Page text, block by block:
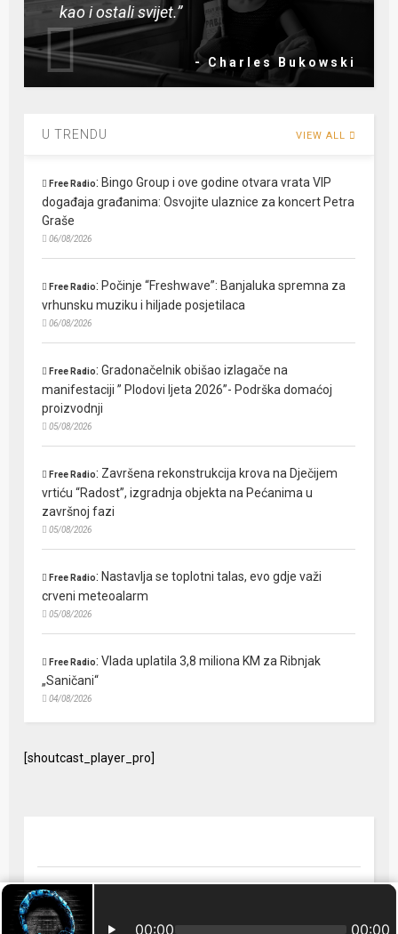
kao i ostali svijet.”
- Charles Bukowski
U TRENDU VIEW ALL
Free Radio: Bingo Group i ove godine otvara vrata VIP
događaja građanima: Osvojite ulaznice za koncert Petra
Graše
06/08/2026
Free Radio: Počinje “Freshwave”: Banjaluka spremna za
vrhunsku muziku i hiljade posjetilaca
06/08/2026
Free Radio:Gradonačelnik obišao izlagače na
manifestaciji ” Plodovi ljeta 2026”- Podrška domaćoj
proizvodnji
05/08/2026
Free Radio: Završena rekonstrukcija krova na Dječijem
vrtiću “Radost”, izgradnja objekta na Pećanima u
završnoj fazi
05/08/2026
Free Radio: Nastavlja se toplotni talas, evo gdje važi
crveni meteoalarm
05/08/2026
Free Radio:Vlada uplatila 3,8 miliona KM za Ribnjak
„Saničani“
04/08/2026
[shoutcast_player_pro]